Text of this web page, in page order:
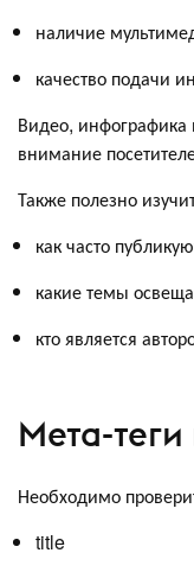
наличие
качество подачи
Видео,
внимание
Также полезно
как часто
какие темы
кто является
Мета-
Необходимо
title